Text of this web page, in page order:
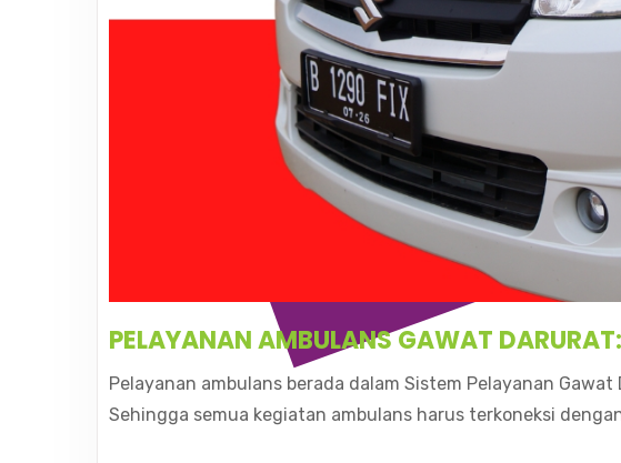
PELAYANAN AMBULANS GAWAT DARURAT:
Pelayanan ambulans berada dalam Sistem Pelayanan
Sehingga semua kegiatan ambulans harus terkoneksi